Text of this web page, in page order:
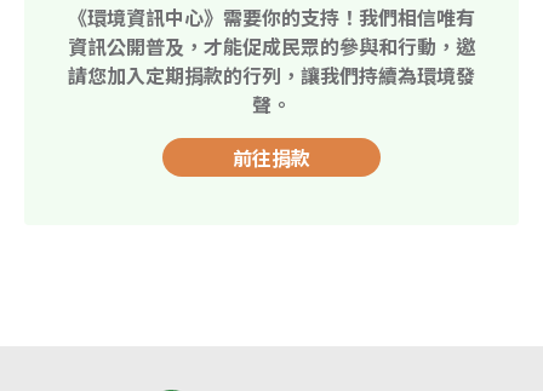
《環境資訊中心》需要你的支持！我們相信唯有
資訊公開普及，才能促成民眾的參與和行動，邀
請您加入定期捐款的行列，讓我們持續為環境發
聲。
前往捐款